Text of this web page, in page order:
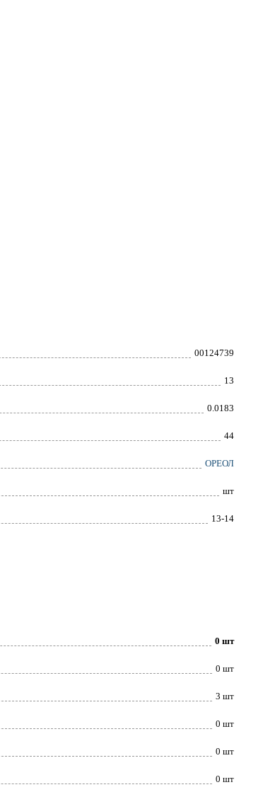
00124739
13
0.0183
44
ОРЕОЛ
шт
13-14
0 шт
0 шт
3 шт
0 шт
0 шт
0 шт